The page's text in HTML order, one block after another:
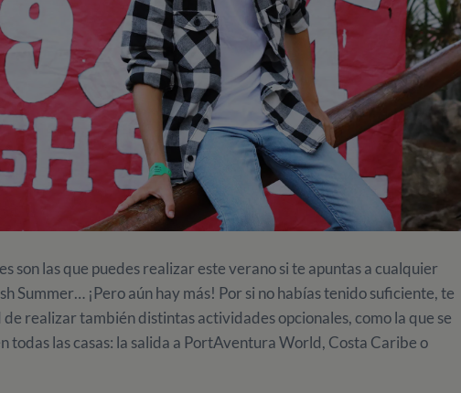
son las que puedes realizar este verano si te apuntas a cualquier
Summer… ¡Pero aún hay más! Por si no habías tenido suficiente, te
realizar también distintas actividades opcionales, como la que se
todas las casas: la salida a PortAventura World, Costa Caribe o